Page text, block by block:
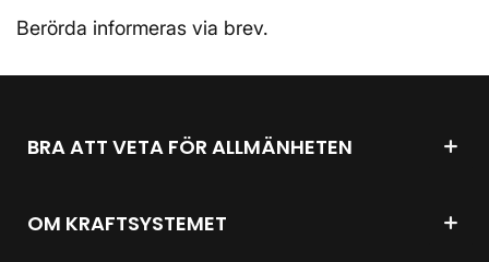
Berörda informeras via brev.
BRA ATT VETA FÖR ALLMÄNHETEN
OM KRAFTSYSTEMET